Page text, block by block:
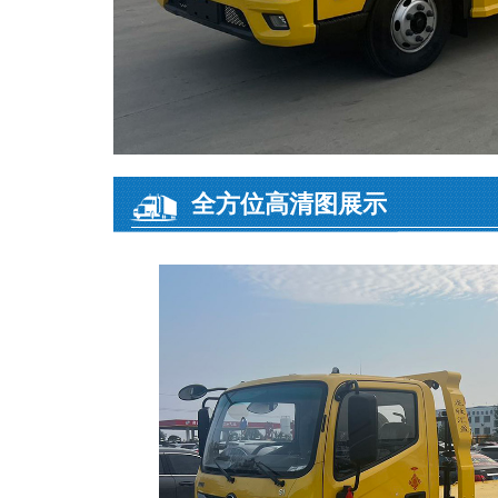
全方位高清图展示